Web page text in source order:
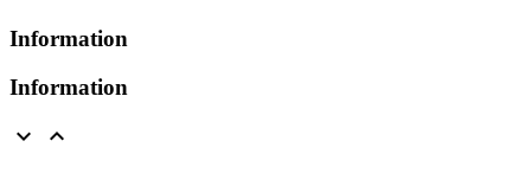
Information
Information
keyboard_arrow_down keyboard_arrow_up